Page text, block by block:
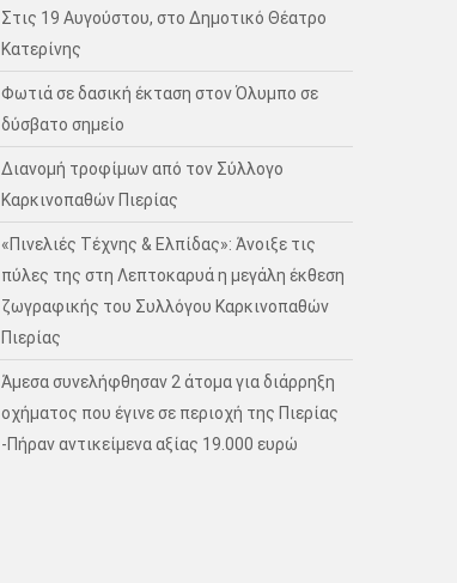
Στις 19 Αυγούστου, στο Δημοτικό Θέατρο
Κατερίνης
Φωτιά σε δασική έκταση στον Όλυμπο σε
δύσβατο σημείο
Διανομή τροφίμων από τον Σύλλογο
Καρκινοπαθών Πιερίας
«Πινελιές Τέχνης & Ελπίδας»: Άνοιξε τις
πύλες της στη Λεπτοκαρυά η μεγάλη έκθεση
ζωγραφικής του Συλλόγου Καρκινοπαθών
Πιερίας
Άμεσα συνελήφθησαν 2 άτομα για διάρρηξη
οχήματος που έγινε σε περιοχή της Πιερίας
-Πήραν αντικείμενα αξίας 19.000 ευρώ